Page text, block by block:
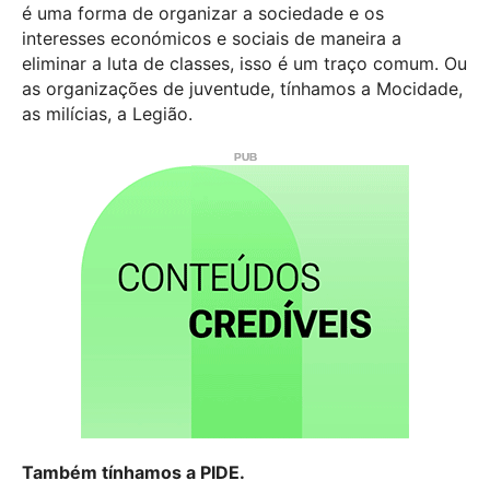
é uma forma de organizar a sociedade e os
interesses económicos e sociais de maneira a
eliminar a luta de classes, isso é um traço comum. Ou
as organizações de juventude, tínhamos a Mocidade,
as milícias, a Legião.
Também tínhamos a PIDE.